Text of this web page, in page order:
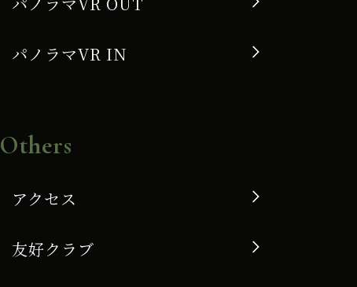
パノラマVR IN
Others
アクセス
友好クラブ